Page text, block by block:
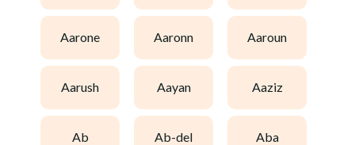
aarone aaronn aaroun
aarush aayan aaziz
ab ab-del aba